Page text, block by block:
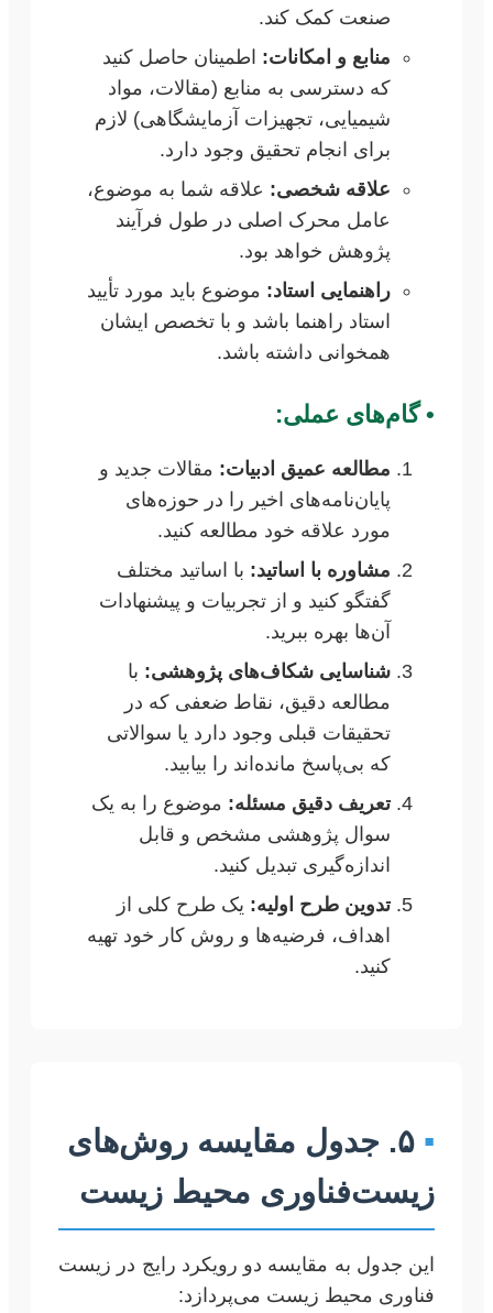
صنعت کمک کند.
منابع و امکانات: اطمینان حاصل کنید
که دسترسی به منابع (مقالات، مواد
شیمیایی، تجهیزات آزمایشگاهی) لازم
برای انجام تحقیق وجود دارد.
علاقه شخصی: علاقه شما به موضوع،
عامل محرک اصلی در طول فرآیند
پژوهش خواهد بود.
راهنمایی استاد: موضوع باید مورد تأیید
استاد راهنما باشد و با تخصص ایشان
همخوانی داشته باشد.
•گام‌های عملی:
مطالعه عمیق ادبیات: مقالات جدید و
پایان‌نامه‌های اخیر را در حوزه‌های
مورد علاقه خود مطالعه کنید.
مشاوره با اساتید: با اساتید مختلف
گفتگو کنید و از تجربیات و پیشنهادات
آن‌ها بهره ببرید.
شناسایی شکاف‌های پژوهشی: با
مطالعه دقیق، نقاط ضعفی که در
تحقیقات قبلی وجود دارد یا سوالاتی
که بی‌پاسخ مانده‌اند را بیابید.
تعریف دقیق مسئله: موضوع را به یک
سوال پژوهشی مشخص و قابل
اندازه‌گیری تبدیل کنید.
تدوین طرح اولیه: یک طرح کلی از
اهداف، فرضیه‌ها و روش کار خود تهیه
کنید.
▪
۵. جدول مقایسه روش‌های
زیست‌فناوری محیط زیست
این جدول به مقایسه دو رویکرد رایج در زیست
فناوری محیط زیست می‌پردازد: